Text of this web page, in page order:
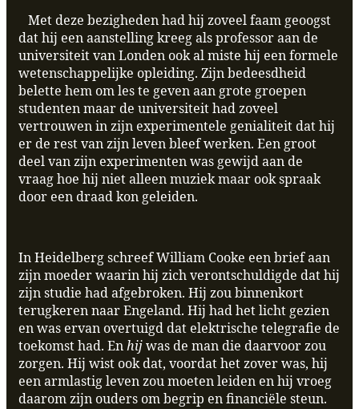
Met deze bezigheden had hij zoveel faam geoogst
dat hij een aanstelling kreeg als professor aan de
universiteit van Londen ook al miste hij een formele
wetenschappelijke opleiding. Zijn bedeesdheid
belette hem om les te geven aan grote groepen
studenten maar de universiteit had zoveel
vertrouwen in zijn experimentele genialiteit dat hij
er de rest van zijn leven bleef werken. Een groot
deel van zijn experimenten was gewijd aan de
vraag hoe hij niet alleen muziek maar ook spraak
door een draad kon geleiden.
In Heidelberg schreef William Cooke een brief aan
zijn moeder waarin hij zich verontschuldigde dat hij
zijn studie had afgebroken. Hij zou binnenkort
terugkeren naar Engeland. Hij had het licht gezien
en was ervan overtuigd dat elektrische telegrafie de
toekomst had. Enhijwas de man die daarvoor zou
zorgen. Hij wist ook dat, voordat het zover was, hij
een armlastig leven zou moeten leiden en hij vroeg
daarom zijn ouders om begrip en financiële steun.